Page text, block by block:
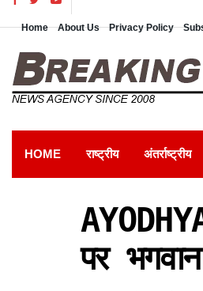
Home About Us Privacy Policy
HOME राष्ट्रीय अंतर्राष्ट्रीय
पर